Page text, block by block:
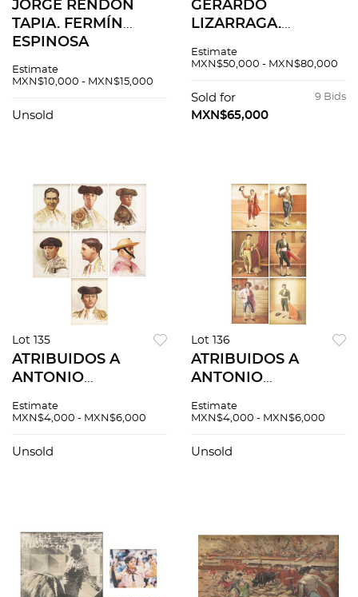
JORGE RENDÓN
TAPIA. FERMÍN
ESPINOSA
Óleo sobre tela.
Tapia". 60 x 70 cm.
Estimate
MXN$10,000 - MXN$15,000
Unsold
GERARDO
LIZARRAGA.
RODRÍGUEZ
sobre tela. Firmada
"Lizarraga". 180 x 90
Estimate
MXN$50,000 - MXN$80,000
9 Bids
Sold for
MXN$65,000
Lot 135
ATRIBUIDOS A
ANTONIO
RETRATOS DE
MEXICANOS Y
Estimate
MXN$4,000 - MXN$6,000
Unsold
Lot 136
ATRIBUIDOS A
ANTONIO
RETRATOS DE
DECIMONÓNICOS.
Estimate
MXN$4,000 - MXN$6,000
Unsold